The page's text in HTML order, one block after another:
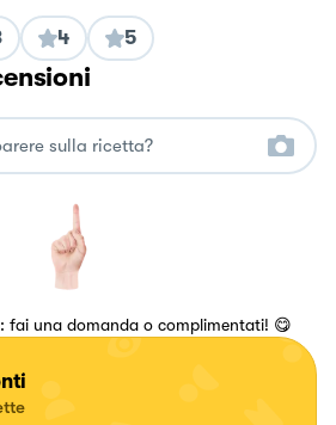
4 5
fai una domanda o complimentati! 😋